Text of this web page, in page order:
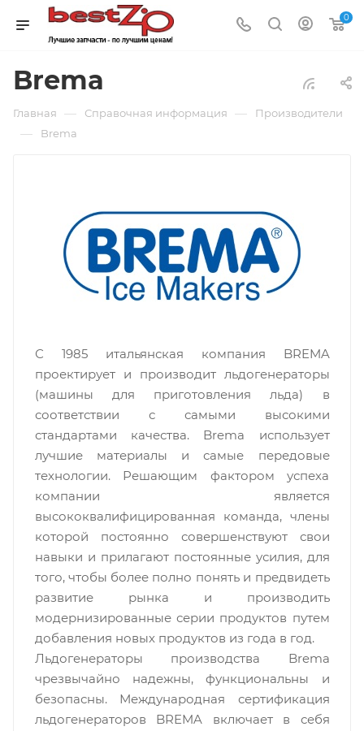
0
Brema
Главная — Справочная информация — Производители
— Brema
С 1985 итальянская компания BREMA
проектирует и производит льдогенераторы
(машины для приготовления льда) в
соответствии с самыми высокими
стандартами качества. Brema использует
лучшие материалы и самые передовые
технологии. Решающим фактором успеха
компании является
высококвалифицированная команда, члены
которой постоянно совершенствуют свои
навыки и прилагают постоянные усилия, для
того, чтобы более полно понять и предвидеть
развитие рынка и производить
модернизированные серии продуктов путем
добавления новых продуктов из года в год.
Льдогенераторы производства Brema
чрезвычайно надежны, функциональны и
безопасны. Международная сертификация
льдогенераторов BREMA включает в себя